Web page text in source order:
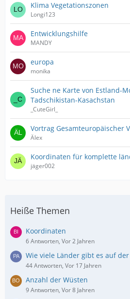
Klima Vegetationszonen
Longi123
Entwicklungshilfe
MANDY
europa
monika
Suche ne Karte von Estland-
Tadschikistan-Kasachstan
_CuteGirl_
Vortrag Gesamteuropäischer
Älex
Koordinaten für komplette
jäger002
Heiße Themen
Koordinaten
6 Antworten, Vor 2 Jahren
Wie viele Länder gibt es auf der
44 Antworten, Vor 17 Jahren
Anzahl der Wüsten
9 Antworten, Vor 8 Jahren